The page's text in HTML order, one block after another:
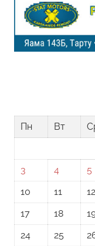
Пн
Вт
3
4 5
10
11 12
17
18
24
25